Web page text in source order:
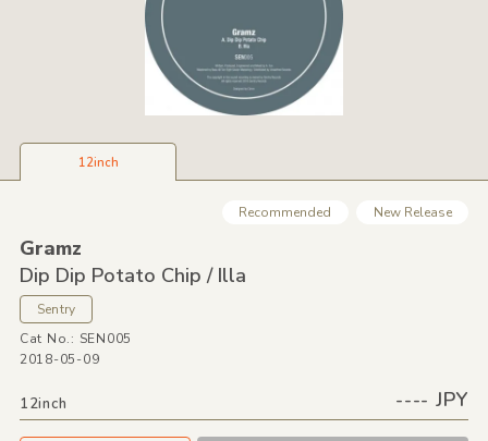
12inch
Recommended New Release
Gramz
Dip Dip Potato Chip /Illa
Sentry
Cat No.: SEN005
2018-05-09
12inch ---- JPY